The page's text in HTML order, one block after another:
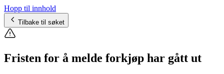
Hopp til innhold
Tilbake til søket
Fristen for å melde forkjøp har gått ut